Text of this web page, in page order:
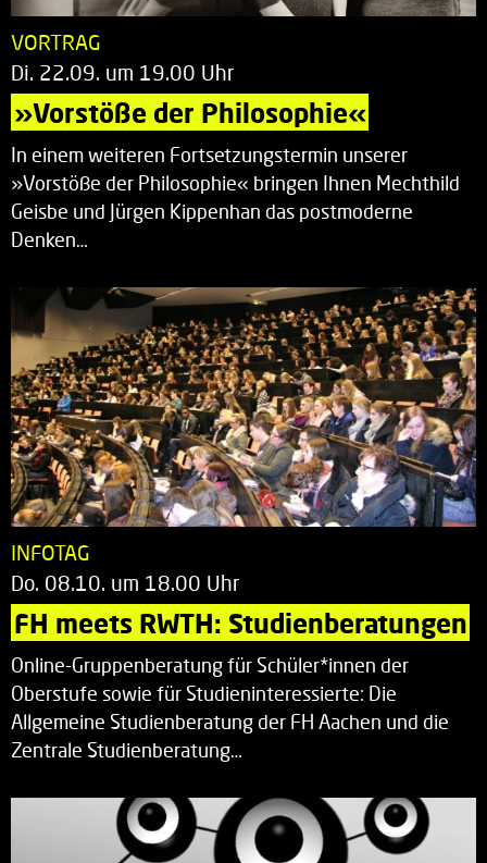
VORTRAG
Di. 22.09. um 19.00 Uhr
»Vorstöße der Philosophie«
In einem weiteren Fortsetzungstermin unserer
»Vorstöße der Philosophie« bringen Ihnen Mechthild
Geisbe und Jürgen Kippenhan das postmoderne
Denken…
INFOTAG
Do. 08.10. um 18.00 Uhr
FH meets RWTH: Studienberatungen
Online-Gruppenberatung für Schüler*innen der
Oberstufe sowie für Studieninteressierte: Die
Allgemeine Studienberatung der FH Aachen und die
Zentrale Studienberatung…